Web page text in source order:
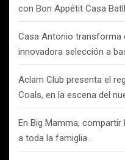
con Bon Appétit Casa
Casa Antonio transforma
innovadora selección a
Aclam Club presenta el
Coals, en la escena del
En Big Mamma,
a toda la famiglia.